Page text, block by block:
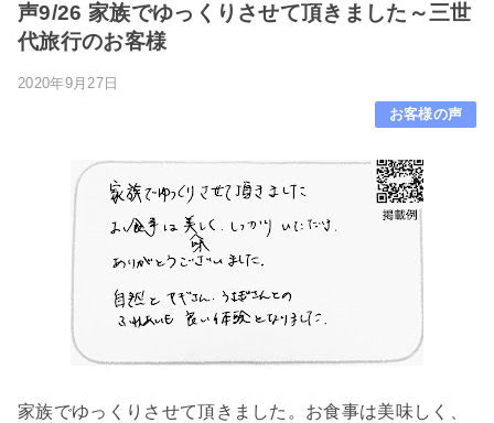
声9/26 家族でゆっくりさせて頂きました～三世
代旅行のお客様
2020年9月27日
お客様の声
家族でゆっくりさせて頂きました。お食事は美味しく、